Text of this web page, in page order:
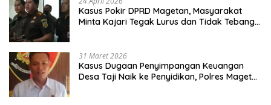
Kasus Pokir DPRD Magetan, Masyarakat
Minta Kajari Tegak Lurus dan Tidak Tebang
31 Maret 2026
Kasus Dugaan Penyimpangan Keuangan
Desa Taji Naik ke Penyidikan, Polres Magetan